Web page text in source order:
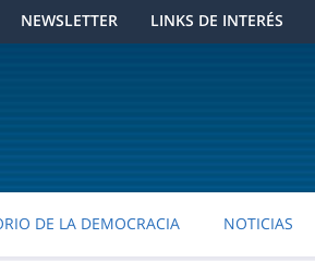
NEWSLETTER LINKS DE INTERÉS
DE LA DEMOCRACIA NOTICIAS